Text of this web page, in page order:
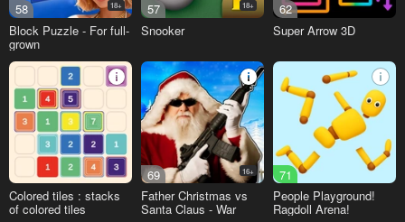
58 18+
Block Puzzle - For full-
grown
57 18+
Snooker
62
Super Arrow 3D
Colored tiles : stacks
of colored tiles
69 16+
Father Christmas vs
Santa Claus - War
71
People Playground!
Ragdoll Arena!